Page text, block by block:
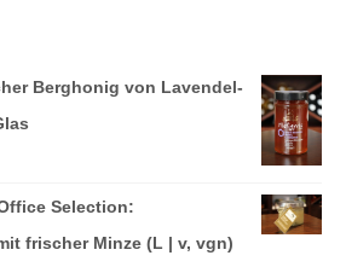
Berghonig von Lavendel-
Selection:
frischer Minze (L | v, vgn)